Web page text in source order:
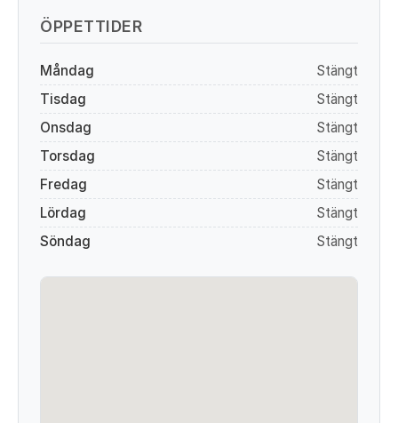
ÖPPETTIDER
Måndag
Stängt
Tisdag
Stängt
Onsdag
Stängt
Torsdag
Stängt
Fredag
Stängt
Lördag
Stängt
Söndag
Stängt